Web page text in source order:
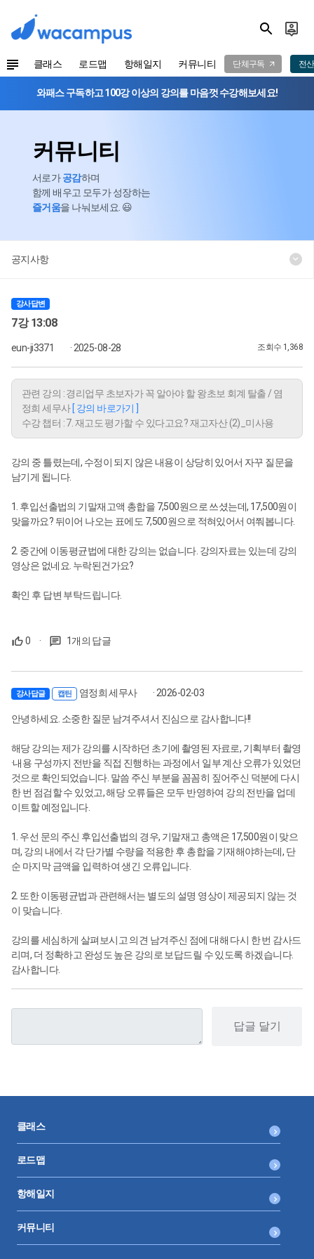
클래스 로드맵 항해일지 커뮤니티 단체구독 전
와패스 구독하고 100강 이상의 강의를 마음껏 수강해보세요!
커뮤니티
서로가공감하며
함께 배우고 모두가 성장하는
즐거움을 나눠보세요. 😃
공지사항
강사답변
7강 13:08
eun-ji3371 · 2025-08-28 조회수 1,368
관련 강의 : 경리업무 초보자가 꼭 알아야 할 왕초보 회계 탈출 / 염
정희 세무사 [ 강의 바로가기 ]
수강 챕터 : 7. 재고도 평가할 수 있다고요? 재고자산 (2)_미사용
강의 중 틀렸는데, 수정이 되지 않은 내용이 상당히 있어서 자꾸 질문을
남기게 됩니다.
1. 후입선출법의 기말재고액 총합을 7,500원으로 쓰셨는데, 17,500원이
맞을까요? 뒤이어 나오는 표에도 7,500원으로 적혀있어서 여쭤봅니다.
2. 중간에 이동평균법에 대한 강의는 없습니다. 강의자료는 있는데 강의
영상은 없네요. 누락된건가요?
확인 후 답변 부탁드립니다.
0 · 1개의 답글
강사답글 캡틴 염정희 세무사 · 2026-02-03
안녕하세요. 소중한 질문 남겨주셔서 진심으로 감사합니다!!
해당 강의는 제가 강의를 시작하던 초기에 촬영된 자료로, 기획부터 촬영
·내용 구성까지 전반을 직접 진행하는 과정에서 일부 계산 오류가 있었던
것으로 확인되었습니다. 말씀 주신 부분을 꼼꼼히 짚어주신 덕분에 다시
한 번 점검할 수 있었고, 해당 오류들은 모두 반영하여 강의 전반을 업데
이트할 예정입니다.
1. 우선 문의 주신 후입선출법의 경우, 기말재고 총액은 17,500원이 맞으
며, 강의 내에서 각 단가별 수량을 적용한 후 총합을 기재해야하는데, 단
순 마지막 금액을 입력하여 생긴 오류입니다.
2. 또한 이동평균법과 관련해서는 별도의 설명 영상이 제공되지 않는 것
이 맞습니다.
강의를 세심하게 살펴보시고 의견 남겨주신 점에 대해 다시 한 번 감사드
리며, 더 정확하고 완성도 높은 강의로 보답드릴 수 있도록 하겠습니다.
감사합니다.
답글 달기
클래스
로드맵
항해일지
커뮤니티